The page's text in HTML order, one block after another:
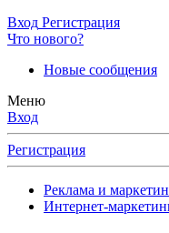
Вход Регистрация
Что нового?
Новые сообщения
Меню
Вход
Регистрация
Реклама и
Интернет-